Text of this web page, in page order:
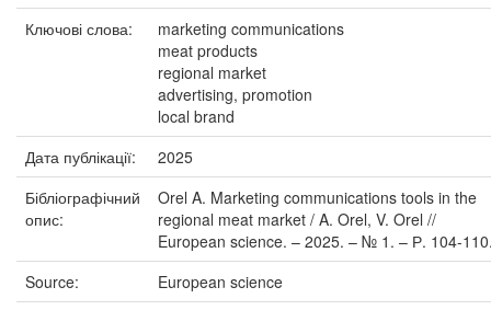
Ключові слова:
marketing communications
meat products
regional market
advertising, promotion
local brand
Дата публікації:
2025
Бібліографічний
опис:
Orel A. Marketing communications tools in the
regional meat market / A. Orel, V. Orel //
European science. – 2025. – № 1. – Р. 104-
Source:
European science